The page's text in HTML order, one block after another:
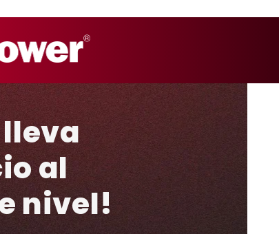
lleva
al
nivel!